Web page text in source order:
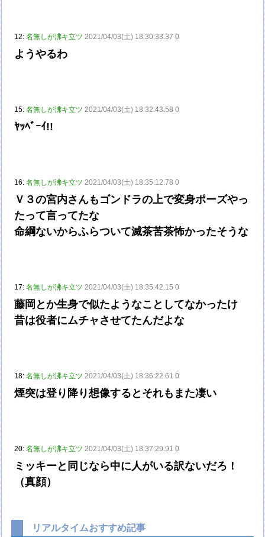
12:名無しが沸キ立ツ 2021/04/03(土) 18:30:33.37 0
ようやるわ
15:名無しが沸キ立ツ 2021/04/03(土) 18:32:43.58 0
ﾔｯﾍﾞｰｲ!!
16:名無しが沸キ立ツ 2021/04/03(土) 18:35:12.78 0
Ｖ３の宮内さんもゴンドラの上で変身ポーズやっ
たって言ってたな
命綱ないからふらついて滅茶苦茶怖かったそうな
17:名無しが沸キ立ツ 2021/04/03(土) 18:35:42.15 0
藤岡とか生身で似たようなことしてなかったけ
昔は役者にムチャさせてたんだよな
18:名無しが沸キ立ツ 2021/04/03(土) 18:36:22.61 0
煙突は登り降り想像するとそれもまた凄い
20:名無しが沸キ立ツ 2021/04/03(土) 18:37:29.91 0
ミッキーと同じなら中に人がいる訳ないだろ！
（真顔）
リアルタイムおすすめ記事